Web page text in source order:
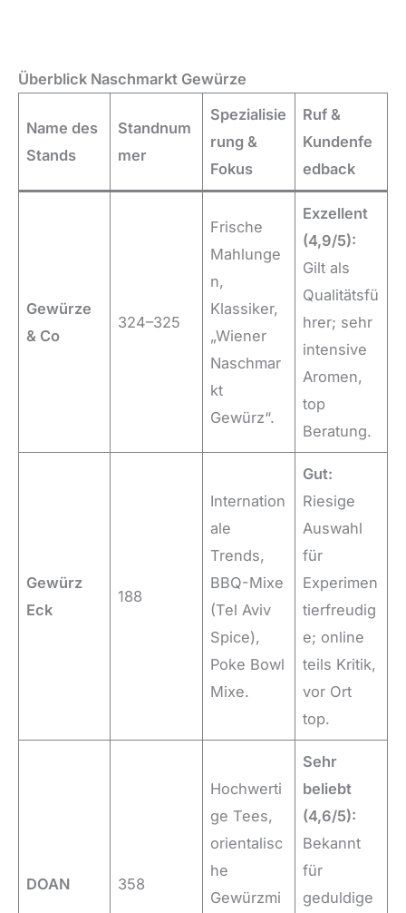
Überblick Naschmarkt Gewürze
Name des
Stands
Standnum
mer
Spezialisie
rung &
Fokus
Ruf &
Kundenfe
edback
Gewürze
& Co
324–325
Frische
Mahlunge
n,
Klassiker,
„Wiener
Naschmar
kt
Gewürz“.
Exzellent
(4,9/5):
Gilt als
Qualitätsfü
hrer; sehr
intensive
Aromen,
top
Beratung.
Gewürz
Eck
188
Internation
ale
Trends,
BBQ-Mixe
(Tel Aviv
Spice),
Poke Bowl
Mixe.
Gut:
Riesige
Auswahl
für
Experimen
tierfreudig
e; online
teils Kritik,
vor Ort
top.
DOAN 358
Hochwerti
ge Tees,
orientalisc
he
Gewürzmi
Sehr
beliebt
(4,6/5):
Bekannt
für
geduldige